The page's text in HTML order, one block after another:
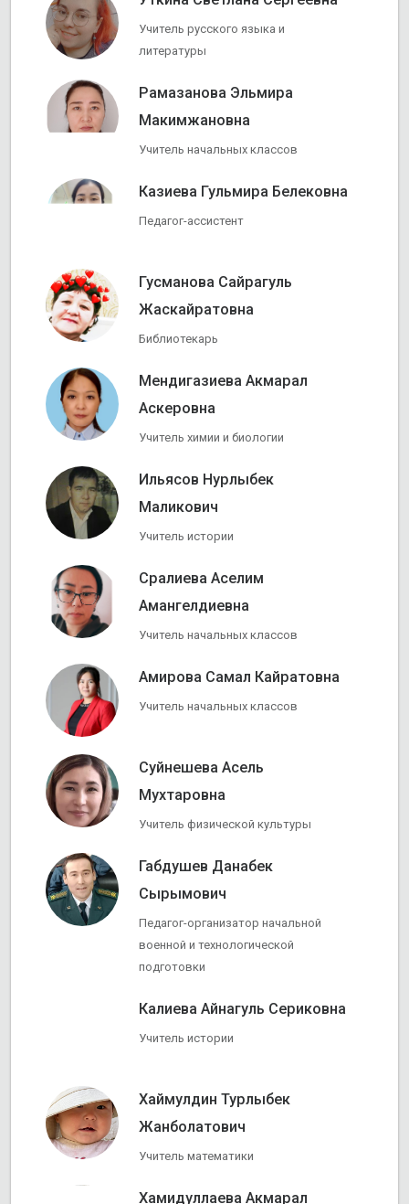
Учитель русского языка и
литературы
Рамазанова Эльмира
Макимжановна
Учитель начальных классов
Казиева Гульмира Белековна
Педагог-ассистент
Гусманова Сайрагуль
Жаскайратовна
Библиотекарь
Мендигазиева Акмарал
Аскеровна
Учитель химии и биологии
Ильясов Нурлыбек
Маликович
Учитель истории
Сралиева Аселим
Амангелдиевна
Учитель начальных классов
Амирова Самал Кайратовна
Учитель начальных классов
Суйнешева Асель
Мухтаровна
Учитель физической культуры
Габдушев Данабек
Сырымович
Педагог-организатор начальной
военной и технологической
подготовки
Калиева Айнагуль Сериковна
Учитель истории
Хаймулдин Турлыбек
Жанболатович
Учитель математики
Хамидуллаева Акмарал